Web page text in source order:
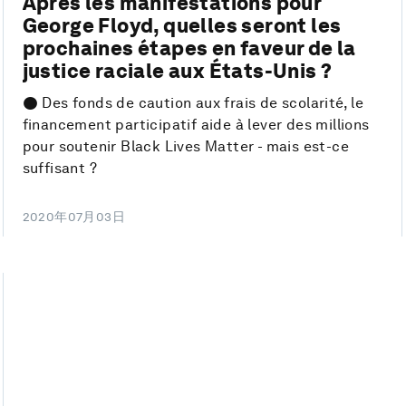
George Floyd, quelles seront les
prochaines étapes en faveur de la
justice raciale aux États-Unis ?
● Des fonds de caution aux frais de scolarité, le
financement participatif aide à lever des millions
pour soutenir Black Lives Matter - mais est-ce
suffisant ?
2020年07月03日